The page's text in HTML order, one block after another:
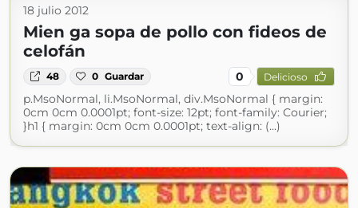
18 julio 2012
Mien ga sopa de pollo con fideos de
celofán
48 0 Guardar 0 Delicioso
p.MsoNormal, li.MsoNormal, div.MsoNormal { margin:
0cm 0cm 0.0001pt; font-size: 12pt; font-family: Courier;
}h1 { margin: 0cm 0cm 0.0001pt; text-align: (...)